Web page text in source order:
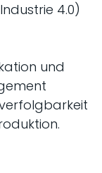
4.0)
und